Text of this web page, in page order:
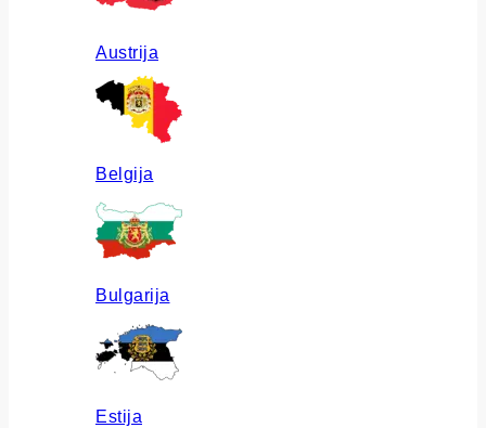
Austrija
Belgija
Bulgarija
Estija